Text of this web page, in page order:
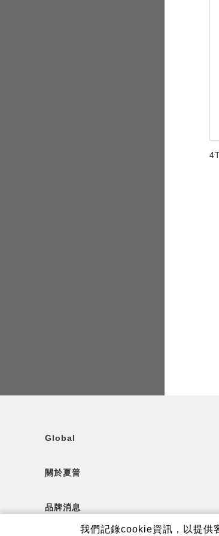
Global
關於夏普
品牌消息
我們記錄cookie資訊，以提供